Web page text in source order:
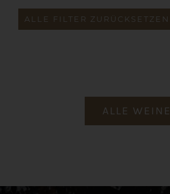
ALLE FILTER ZURÜCKSETZEN
ALLE WEINE